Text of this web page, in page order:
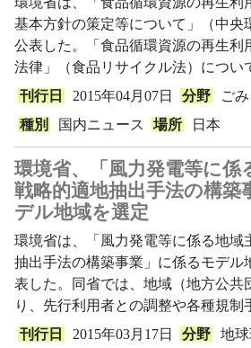
基本方針の策定等について」（中央
公表した。「食品循環資源の再生利
法律」（食品リサイクル法）につい
刊行日
2015年04月07日 分野
ご
種別
国内ニュース 場所 日本
環境省、「風力発電等に係
戦略的適地抽出手法の構築
デル地域を選定
環境省は、「風力発電等に係る地域
抽出手法の構築事業」に係るモデル
表した。同省では、地域（地方公共
り、先行利用者との調整や各種規制
刊行日
2015年03月17日 分野 地